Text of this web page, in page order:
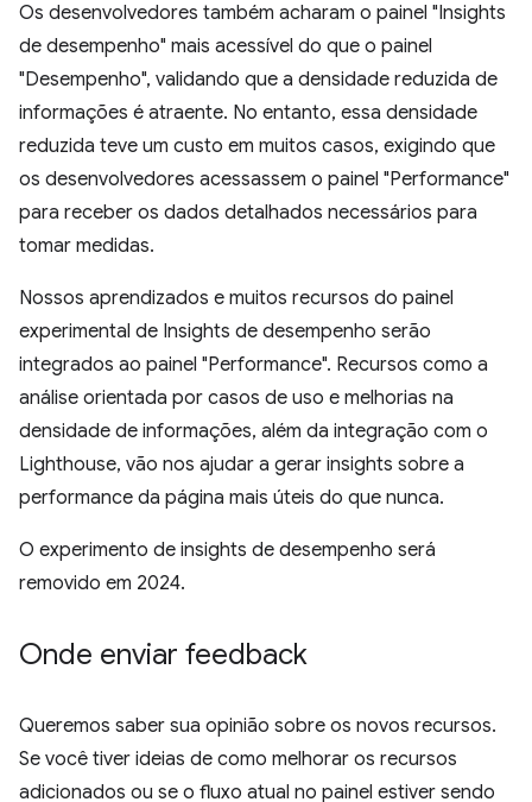
Os desenvolvedores também acharam o painel "Insights
de desempenho" mais acessível do que o painel
"Desempenho", validando que a densidade reduzida de
informações é atraente. No entanto, essa densidade
reduzida teve um custo em muitos casos, exigindo que
os desenvolvedores acessassem o painel "Performance"
para receber os dados detalhados necessários para
tomar medidas.
Nossos aprendizados e muitos recursos do painel
experimental de Insights de desempenho serão
integrados ao painel "Performance". Recursos como a
análise orientada por casos de uso e melhorias na
densidade de informações, além da integração com o
Lighthouse, vão nos ajudar a gerar insights sobre a
performance da página mais úteis do que nunca.
O experimento de insights de desempenho será
removido em 2024.
Onde enviar feedback
Queremos saber sua opinião sobre os novos recursos.
Se você tiver ideias de como melhorar os recursos
adicionados ou se o fluxo atual no painel estiver sendo